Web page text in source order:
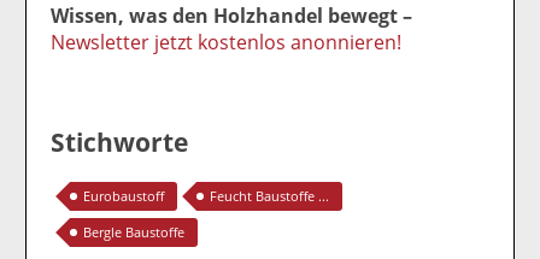
Wissen, was den Holzhandel bewegt –
Newsletter jetzt kostenlos anonnieren!
Stichworte
Eurobaustoff
Feucht Baustoffe ...
Bergle Baustoffe